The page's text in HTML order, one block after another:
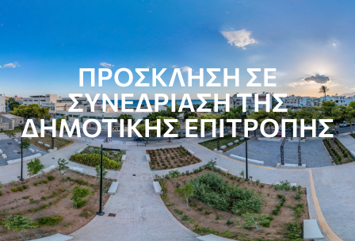
ΠΡΟΣΚΛΗΣΗ ΣΕ
ΣΥΝΕΔΡΙΑΣΗ ΤΗΣ
ΔΗΜΟΤΙΚΗΣ ΕΠΙΤΡΟΠΗΣ